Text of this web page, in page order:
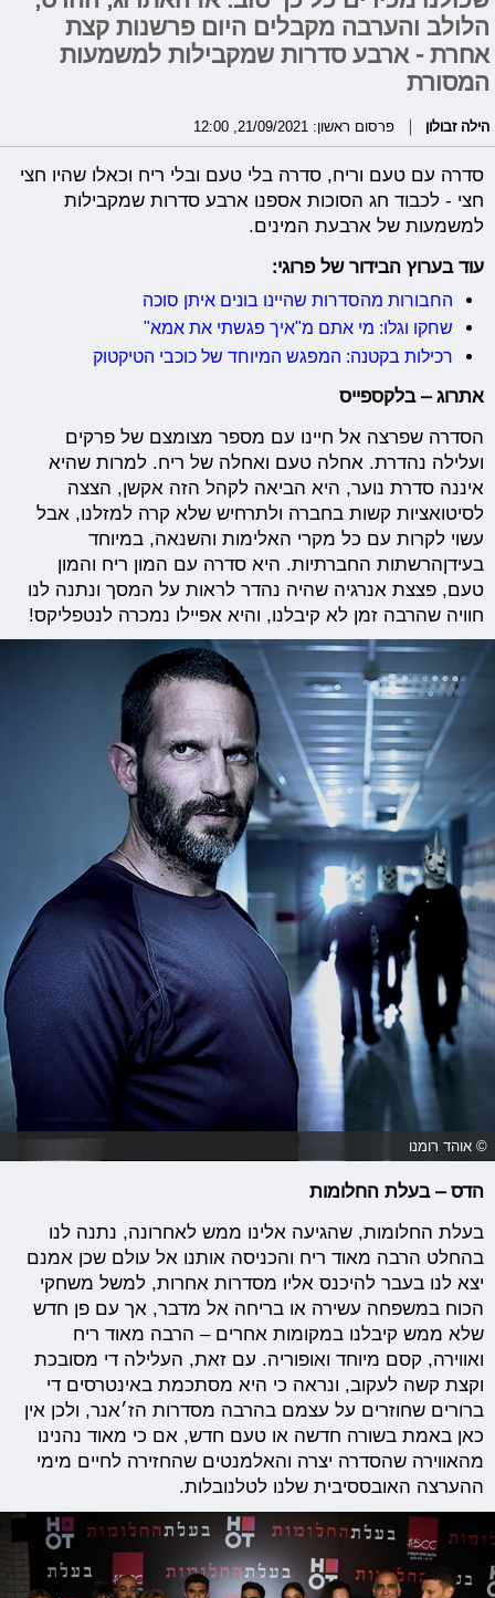
הלולב והערבה מקבלים היום פרשנות קצת
אחרת - ארבע סדרות שמקבילות למשמעות
המסורת
הילה זבולון פרסום ראשון: 21/09/2021, 12:00
סדרה עם טעם וריח, סדרה בלי טעם ובלי ריח וכאלו שהיו חצי
חצי - לכבוד חג הסוכות אספנו ארבע סדרות שמקבילות
למשמעות של ארבעת המינים.
עוד בערוץ הבידור של פרוגי:
החבורות מהסדרות שהיינו בונים איתן סוכה
שחקו וגלו: מי אתם מ"איך פגשתי את אמא"
רכילות בקטנה: המפגש המיוחד של כוכבי הטיקטוק
אתרוג – בלקספייס
הסדרה שפרצה אל חיינו עם מספר מצומצם של פרקים
ועלילה נהדרת. אחלה טעם ואחלה של ריח. למרות שהיא
איננה סדרת נוער, היא הביאה לקהל הזה אקשן, הצצה
לסיטואציות קשות בחברה ולתרחיש שלא קרה למזלנו, אבל
עשוי לקרות עם כל מקרי האלימות והשנאה, במיוחד
בעידןהרשתות החברתיות. היא סדרה עם המון ריח והמון
טעם, פצצת אנרגיה שהיה נהדר לראות על המסך ונתנה לנו
חוויה שהרבה זמן לא קיבלנו, והיא אפיילו נמכרה לנטפליקס!
© אוהד רומנו
הדס – בעלת החלומות
בעלת החלומות, שהגיעה אלינו ממש לאחרונה, נתנה לנו
בהחלט הרבה מאוד ריח והכניסה אותנו אל עולם שכן אמנם
יצא לנו בעבר להיכנס אליו מסדרות אחרות, למשל משחקי
הכוח במשפחה עשירה או בריחה אל מדבר, אך עם פן חדש
שלא ממש קיבלנו במקומות אחרים – הרבה מאוד ריח
ואווירה, קסם מיוחד ואופוריה. עם זאת, העלילה די מסובכת
וקצת קשה לעקוב, ונראה כי היא מסתכמת באינטרסים די
ברורים שחוזרים על עצמם בהרבה מסדרות הז׳אנר, ולכן אין
כאן באמת בשורה חדשה או טעם חדש, אם כי מאוד נהנינו
מהאווירה שהסדרה יצרה והאלמנטים שהחזירה לחיים מימי
ההערצה האובססיבית שלנו לטלנובלות.